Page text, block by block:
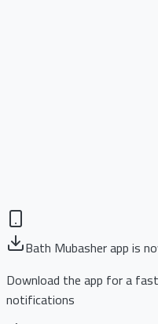
Bath Mubasher app is
Download the app for a
notifications